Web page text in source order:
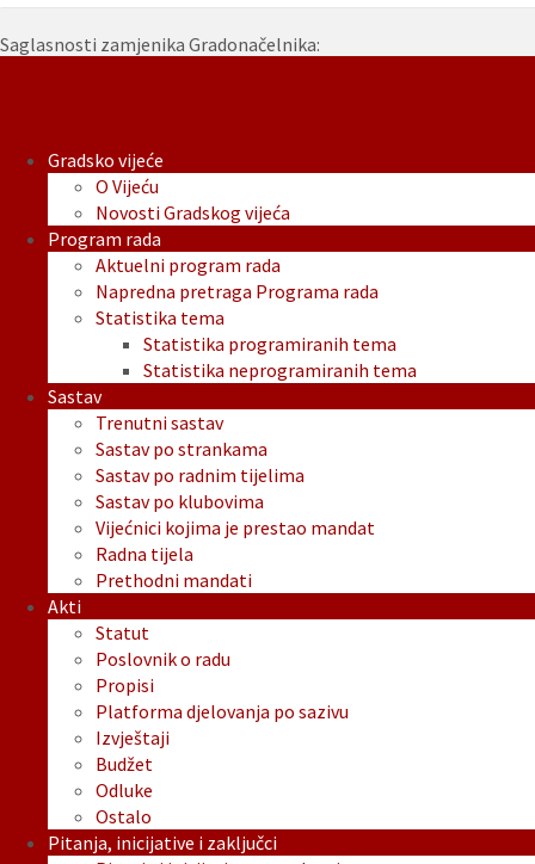
Saglasnosti zamjenika Gradonačelnika:
Gradsko vijeće
O Vijeću
Novosti Gradskog vijeća
Program rada
Aktuelni program rada
Napredna pretraga Programa rada
Statistika tema
Statistika programiranih tema
Statistika neprogramiranih tema
Sastav
Trenutni sastav
Sastav po strankama
Sastav po radnim tijelima
Sastav po klubovima
Vijećnici kojima je prestao mandat
Radna tijela
Prethodni mandati
Akti
Statut
Poslovnik o radu
Propisi
Platforma djelovanja po sazivu
Izvještaji
Budžet
Odluke
Ostalo
Pitanja, inicijative i zaključci